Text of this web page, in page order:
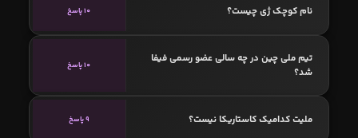
نام کوچک ژی چیست؟ 10 پاسخ
تیم ملی چین در چه سالی عضو رسمی فیفا
شد؟
10 پاسخ
ملیت کدامیک کاستاریکا نیست؟ 9 پاسخ